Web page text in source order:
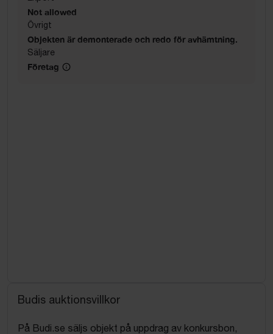
Not allowed
Övrigt
Objekten är demonterade och redo för avhämtning.
Säljare
Företag
Budis auktionsvillkor
På Budi.se säljs objekt på uppdrag av konkursbon,